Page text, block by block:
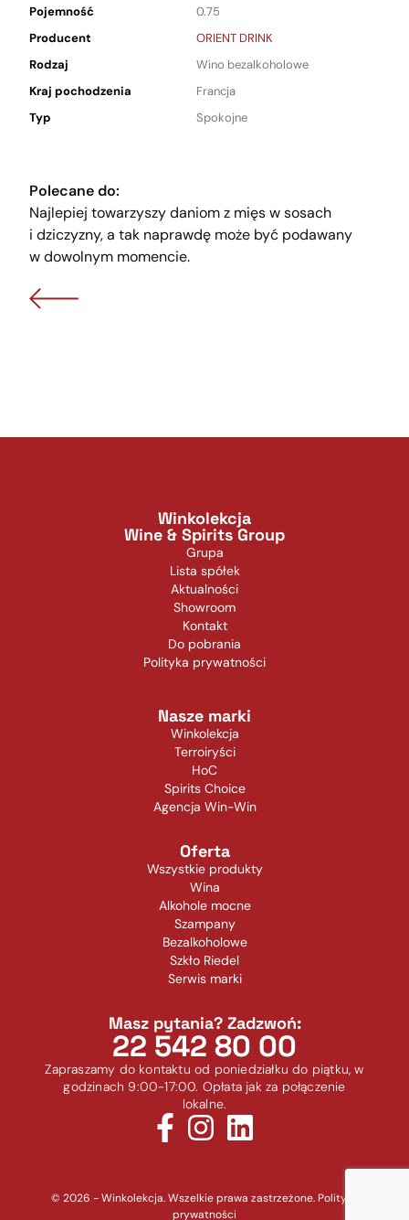
Pojemność
0.75
Producent
ORIENT DRINK
Rodzaj
Wino bezalkoholowe
Kraj pochodzenia
Francja
Typ
Spokojne
Polecane do:
Najlepiej towarzyszy daniom z mięs w sosach
i dziczyzny, a tak naprawdę może być podawany
w dowolnym momencie.
Winkolekcja
Wine & Spirits Group
Grupa
Lista spółek
Aktualności
Showroom
Kontakt
Do pobrania
Polityka prywatności
Nasze marki
Winkolekcja
Terroiryści
HoC
Spirits Choice
Agencja Win-Win
Oferta
Wszystkie produkty
Wina
Alkohole mocne
Szampany
Bezalkoholowe
Szkło Riedel
Serwis marki
Masz pytania? Zadzwoń:
22 542 80 00
Zapraszamy do kontaktu od poniedziałku do piątku, w
godzinach 9:00-17:00. Opłata jak za połączenie
lokalne.
© 2026 - Winkolekcja. Wszelkie prawa zastrzeżone. Polityka
prywatności